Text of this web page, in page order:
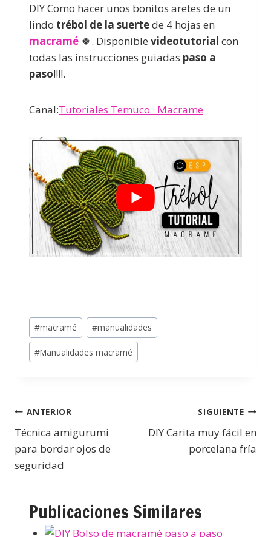
DIY Como hacer unos bonitos aretes de un
lindo trébol de la suertede 4 hojas en
macramé 🍀. Disponible videotutorial con
todas las instrucciones guiadas paso a
paso!!!!.
Canal:Tutoriales Temuco · Macrame
#macramé #manualidades
#Manualidades macramé
ANTERIOR
Técnica amigurumi
para bordar ojos de
seguridad
SIGUIENTE
DIY Carita muy fácil en
porcelana fría
Publicaciones Similares